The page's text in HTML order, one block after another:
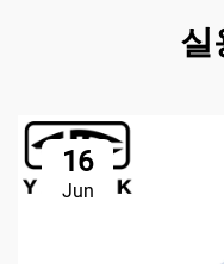
실
16
Jun